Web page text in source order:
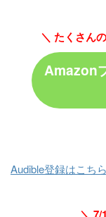
＼ たくさん
Amazon
Audible登録はこち